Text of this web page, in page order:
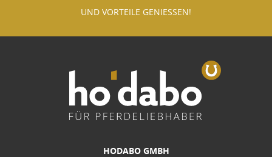
UND VORTEILE GENIESSEN!
HODABO GMBH